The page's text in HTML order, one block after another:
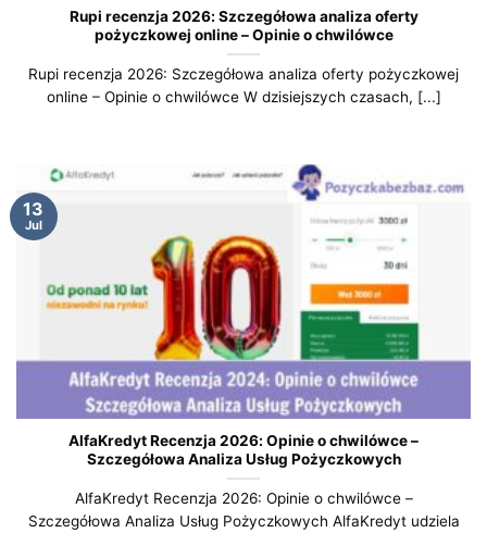
Rupi recenzja 2026: Szczegółowa analiza oferty
pożyczkowej online – Opinie o chwilówce
Rupi recenzja 2026: Szczegółowa analiza oferty pożyczkowej
online – Opinie o chwilówce W dzisiejszych czasach, [...]
AlfaKredyt Recenzja 2026: Opinie o chwilówce –
Szczegółowa Analiza Usług Pożyczkowych
AlfaKredyt Recenzja 2026: Opinie o chwilówce –
Szczegółowa Analiza Usług Pożyczkowych AlfaKredyt udziela
13
Jul